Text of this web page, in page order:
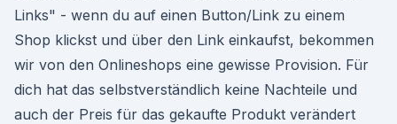
Links" - wenn du auf einen Button/Link zu einem
Shop klickst und über den Link einkaufst, bekommen
wir von den Onlineshops eine gewisse Provision. Für
dich hat das selbstverständlich keine Nachteile und
auch der Preis für das gekaufte Produkt verändert